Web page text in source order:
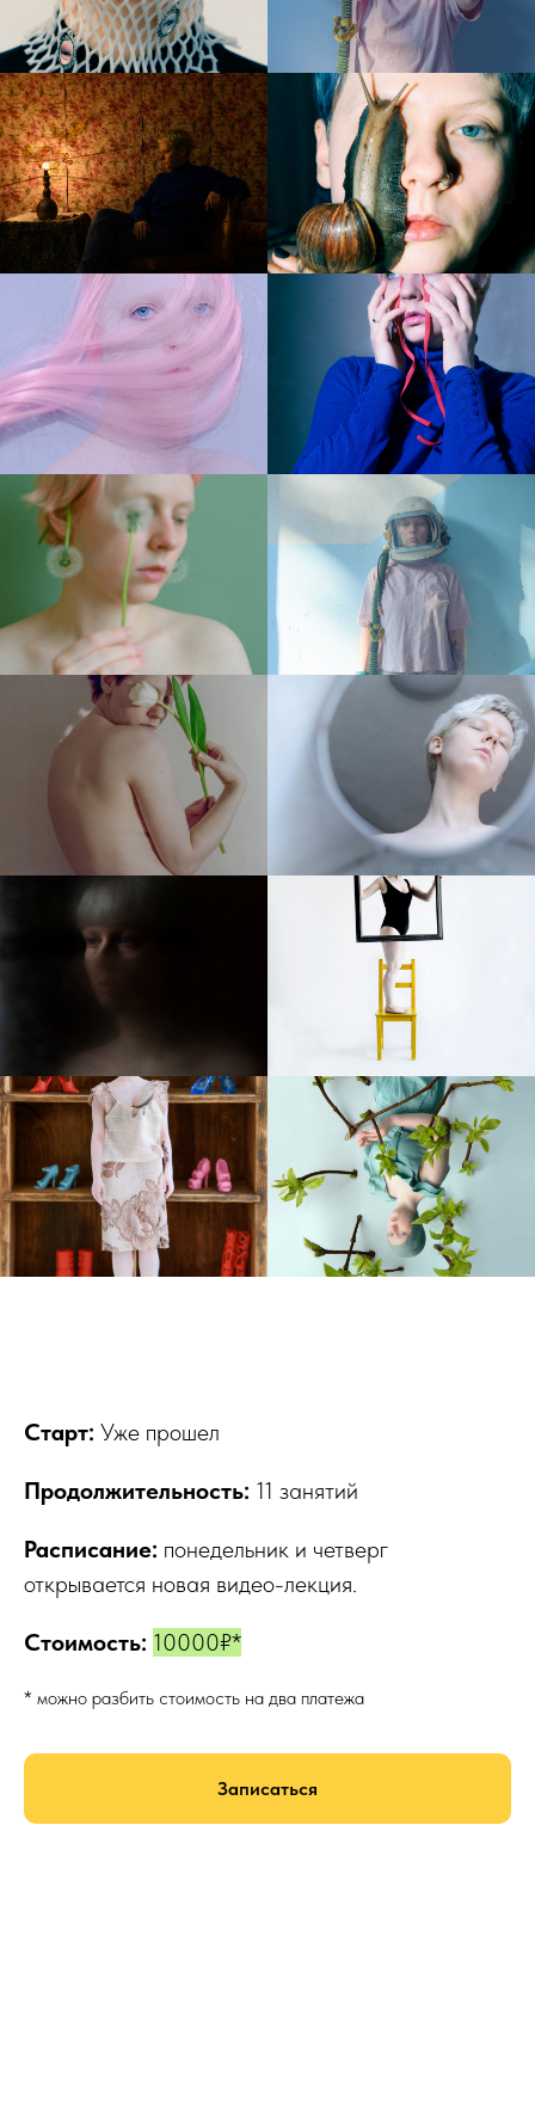
Старт: Уже прошел
Продолжительность: 11 занятий
Расписание: понедельник и четверг
открывается новая видео-лекция.
Стоимость: 10000₽*
* можно разбить стоимость на два платежа
Записаться